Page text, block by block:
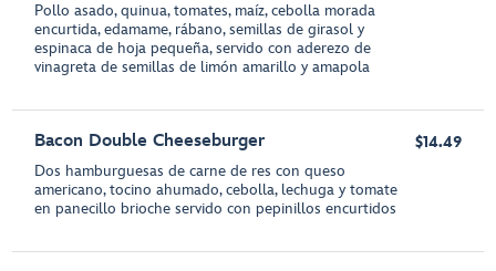
Pollo asado, quinua, tomates, maíz, cebolla morada
encurtida, edamame, rábano, semillas de girasol y
espinaca de hoja pequeña, servido con aderezo de
vinagreta de semillas de limón amarillo y amapola
Bacon Double Cheeseburger
Dos hamburguesas de carne de res con queso
americano, tocino ahumado, cebolla, lechuga y tomate
en panecillo brioche servido con pepinillos encurtidos
$14.49